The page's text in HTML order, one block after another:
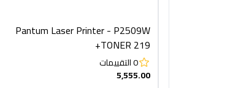
Pantum Laser Printer - P2509W
+TONER 219
0التقييمات
5,555.00